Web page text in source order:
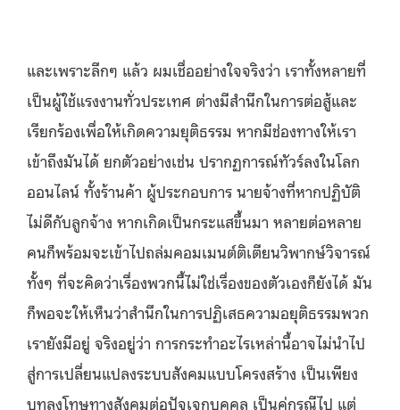
และเพราะลึกๆ แล้ว ผมเชื่ออย่างใจจริงว่า เราทั้งหลายที่
เป็นผู้ใช้แรงงานทั่วประเทศ ต่างมีสำนึกในการต่อสู้และ
เรียกร้องเพื่อให้เกิดความยุติธรรม หากมีช่องทางให้เรา
เข้าถึงมันได้ ยกตัวอย่างเช่น ปรากฏการณ์ทัวร์ลงในโลก
ออนไลน์ ทั้งร้านค้า ผู้ประกอบการ นายจ้างที่หากปฏิบัติ
ไม่ดีกับลูกจ้าง หากเกิดเป็นกระแสขึ้นมา หลายต่อหลาย
คนก็พร้อมจะเข้าไปถล่มคอมเมนต์ติเตียนวิพากษ์วิจารณ์
ทั้งๆ ที่จะคิดว่าเรื่องพวกนี้ไม่ใช่เรื่องของตัวเองก็ยังได้ มัน
ก็พอจะให้เห็นว่าสำนึกในการปฏิเสธความอยุติธรรมพวก
เรายังมีอยู่ จริงอยู่ว่า การกระทำอะไรเหล่านี้อาจไม่นำไป
สู่การเปลี่ยนแปลงระบบสังคมแบบโครงสร้าง เป็นเพียง
บทลงโทษทางสังคมต่อปัจเจกบุคคล เป็นคู่กรณีไป แต่